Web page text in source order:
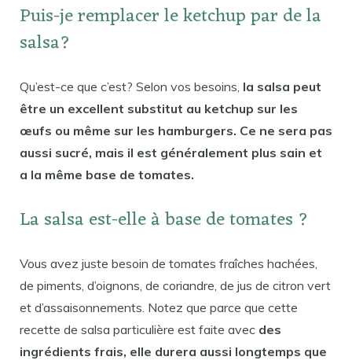
Puis-je remplacer le ketchup par de la
salsa?
Qu’est-ce que c’est? Selon vos besoins, la salsa peut
être un excellent substitut au ketchup sur les
œufs ou même sur les hamburgers. Ce ne sera pas
aussi sucré, mais il est généralement plus sain et
a la même base de tomates.
La salsa est-elle à base de tomates ?
Vous avez juste besoin de tomates fraîches hachées,
de piments, d’oignons, de coriandre, de jus de citron vert
et d’assaisonnements. Notez que parce que cette
recette de salsa particulière est faite avec des
ingrédients frais, elle durera aussi longtemps que